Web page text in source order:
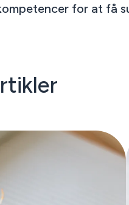
for at få